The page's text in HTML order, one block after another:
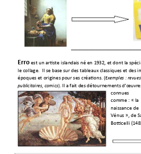
Erro est un artiste islandais né en 1932, et dont la spé
le collage.  Il se base sur des tableaux classiques et des
époques et origines pour ses créations. (Exemples : revue
publicitaires, comics). Il a fait des détournements d’œ
connues
comme : « la
naissance de
Vénus », de
Botticelli